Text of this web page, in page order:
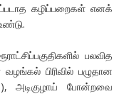
கழிப்பறைகள் எனக்
பலவித
பிரிவில் பழுதான
அடிகுழாய் போன்றவை